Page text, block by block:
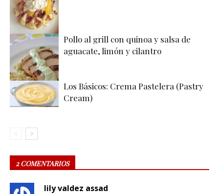
Pollo al grill con quinoa y salsa de
aguacate, limón y cilantro
Los Básicos: Crema Pastelera (Pastry
Cream)
2 COMENTARIOS
lily valdez assad